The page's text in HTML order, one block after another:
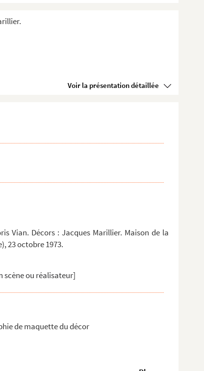
Voir la présentation détaillée
Vian. Décors : Jacques Marillier. Maison de la
23 octobre 1973.
scène ou réalisateur]
de maquette du décor